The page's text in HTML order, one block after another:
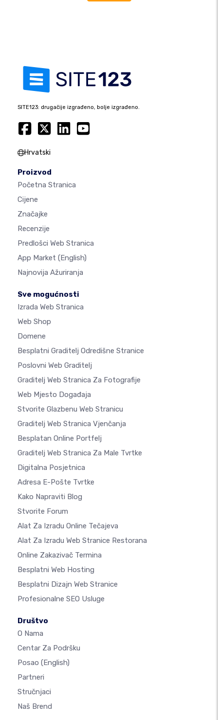
SITE123: drugačije izgrađeno, bolje izgrađeno.
Hrvatski
Proizvod
Početna Stranica
Cijene
Značajke
Recenzije
Predlošci Web Stranica
App Market (English)
Najnovija Ažuriranja
Sve mogućnosti
Izrada Web Stranica
Web Shop
Domene
Besplatni Graditelj Odredišne Stranice
Poslovni Web Graditelj
Graditelj Web Stranica Za Fotografije
Web Mjesto Događaja
Stvorite Glazbenu Web Stranicu
Graditelj Web Stranica Vjenčanja
Besplatan Online Portfelj
Graditelj Web Stranica Za Male Tvrtke
Digitalna Posjetnica
Adresa E-Pošte Tvrtke
Kako Napraviti Blog
Stvorite Forum
Alat Za Izradu Online Tečajeva
Alat Za Izradu Web Stranice Restorana
Online Zakazivač Termina
Besplatni Web Hosting
Besplatni Dizajn Web Stranice
Profesionalne SEO Usluge
Društvo
O Nama
Centar Za Podršku
Posao (English)
Partneri
Stručnjaci
Naš Brend